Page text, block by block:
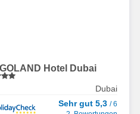
Hotel Dubai
Dubai
Sehr gut 5,3 / 6